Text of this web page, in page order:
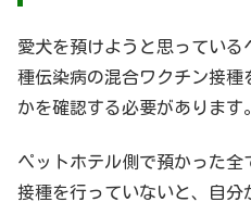
愛犬を預けようと思ってい
種伝染病の混合ワクチン接種
かを確認する必要があります。
ペットホテル側で預かった全
接種を行っていないと、自